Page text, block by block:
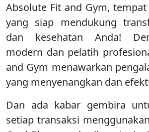
Absolute Fit and Gym,
yang siap mendukung
dan kesehatan Anda!
modern dan pelatih
and Gym menawarkan
yang menyenangkan dan
Dan ada kabar gembira
setiap transaksi